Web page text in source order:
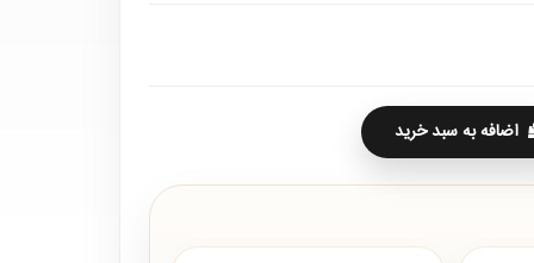
اضافه به سبد خرید